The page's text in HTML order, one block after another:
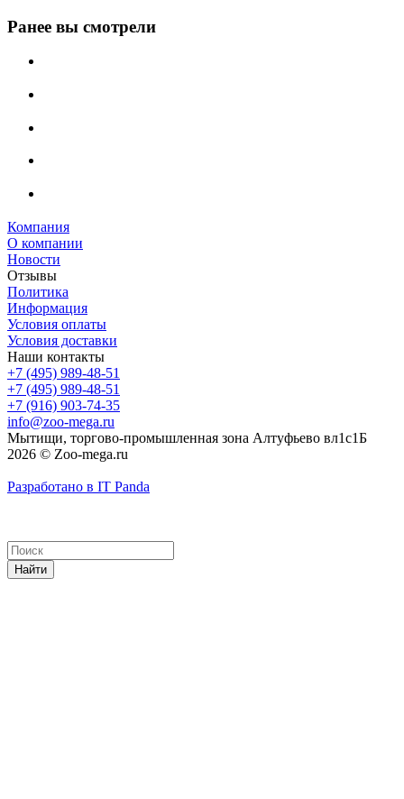
Ранее вы смотрели
Компания
О компании
Новости
Отзывы
Политика
Информация
Условия оплаты
Условия доставки
Наши контакты
+7 (495) 989-48-51
+7 (495) 989-48-51
+7 (916) 903-74-35
info@zoo-mega.ru
Мытищи, торгово-промышленная зона Алтуфьево вл1с1Б
2026 © Zoo-mega.ru
Разработано в IT Panda
Найти